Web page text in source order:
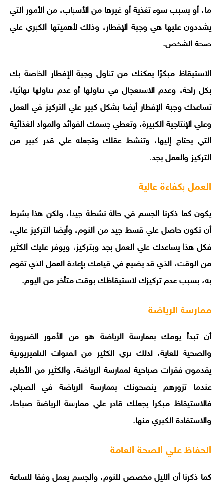
ما، أو بسبب سوء تغذية أو غيرها من الأسباب، من الأمور التي
يشددون عليها هي وجبة الإفطار، وذلك لأهميتها الكبري علي
صحة الشخص.
الاستيقاظ مبكرًا يمكنك من تناول وجبة الإفطار الخاصة بك
بكل راحة، وعدم الاستعجال في تناولها أو عدم تناولها نهائيا،
تساعدك وجبة الإفطار أيضا بشكل كبير علي التركيز في العمل
وعلي الإنتاجية الكبيرة، وتعطي جسمك الفوائد والمواد الغذائية
التي يحتاج إليها، وتنشط عقلك وتجعله علي قدر كبير من
التركيز والعمل بجد.
العمل بكفاءة عالية
يكون كما ذكرنا الجسم في حالة نشطة جيدا، ولكن هذا بشرط
أن تكون حاصل علي قسط جيد من النوم، وأيضا التركيز عالي،
فكل هذا يساعدك علي العمل بجد وبتركيز، ويوفر عليك الكثير
من الوقت، الذي قد يضيع في قيامك بإعادة العمل الذي تقوم
به، بسبب عدم تركيزك لاستيقاظك بوقت متأخر من اليوم.
ممارسة الرياضة
أن تبدأ يومك بممارسة الرياضة هو من الأمور الضرورية
والصحية للغاية، لذلك تري الكثير من القنوات التلفيزيونية
يقدمون فقرات صباحية لممارسة الرياضة، والكثير من الأطباء
عندما تزورهم ينصحونك بممارسة الرياضة في الصباح،
فالاستيقاظ مبكرا يجعلك قادر علي ممارسة الرياضة صباحا،
والاستفادة الكبري منها.
الحفاظ علي الصحة العامة
كما ذكرنا أن الليل مخصص للنوم، والجسم يعمل وفقا للساعة